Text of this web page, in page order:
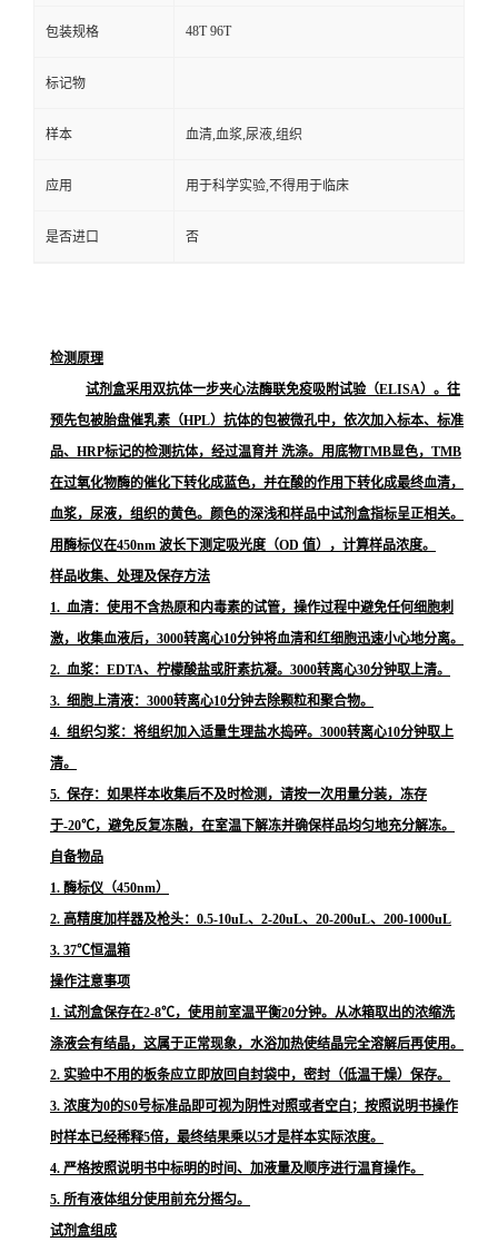
包装规格 48T 96T
标记物
样本 血清,血浆,尿液,组织
应用 用于科学实验,不得用于临床
是否进口 否
检测原理
试剂盒采用双抗体一步夹心法酶联免疫吸附试验（ELISA）。往
预先包被胎盘催乳素（HPL）抗体的包被微孔中，依次加入标本、标准
品、HRP标记的检测抗体，经过温育并 洗涤。用底物TMB显色，TMB
在过氧化物酶的催化下转化成蓝色，并在酸的作用下转化成最终血清，
血浆，尿液，组织的黄色。颜色的深浅和样品中试剂盒指标呈正相关。
用酶标仪在450nm 波长下测定吸光度（OD 值），计算样品浓度。
样品收集、处理及保存方法
1. 血清：使用不含热原和内毒素的试管，操作过程中避免任何细胞刺
激，收集血液后，3000转离心10分钟将血清和红细胞迅速小心地分离。
2. 血浆：EDTA、柠檬酸盐或肝素抗凝。3000转离心30分钟取上清。
3. 细胞上清液：3000转离心10分钟去除颗粒和聚合物。
4. 组织匀浆：将组织加入适量生理盐水捣碎。3000转离心10分钟取上
清。
5. 保存：如果样本收集后不及时检测，请按一次用量分装，冻存
于-20℃，避免反复冻融，在室温下解冻并确保样品均匀地充分解冻。
自备物品
1. 酶标仪（450nm）
2. 高精度加样器及枪头：0.5-10uL、2-20uL、20-200uL、200-1000uL
3. 37℃恒温箱
操作注意事项
1. 试剂盒保存在2-8℃，使用前室温平衡20分钟。从冰箱取出的浓缩洗
涤液会有结晶，这属于正常现象，水浴加热使结晶完全溶解后再使用。
2. 实验中不用的板条应立即放回自封袋中，密封（低温干燥）保存。
3. 浓度为0的S0号标准品即可视为阴性对照或者空白；按照说明书操作
时样本已经稀释5倍，最终结果乘以5才是样本实际浓度。
4. 严格按照说明书中标明的时间、加液量及顺序进行温育操作。
5. 所有液体组分使用前充分摇匀。
试剂盒组成